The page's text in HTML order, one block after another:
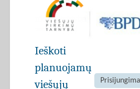
Ieškoti
planuojamų
viešųjų